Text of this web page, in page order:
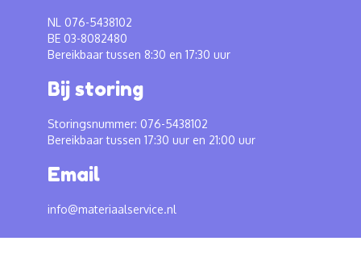
NL 076-5438102
BE 03-8082480
Bereikbaar tussen 8:30 en 17:30 uur
Bij storing
Storingsnummer: 076-5438102
Bereikbaar tussen 17:30 uur en 21:00 uur
Email
info@materiaalservice.nl